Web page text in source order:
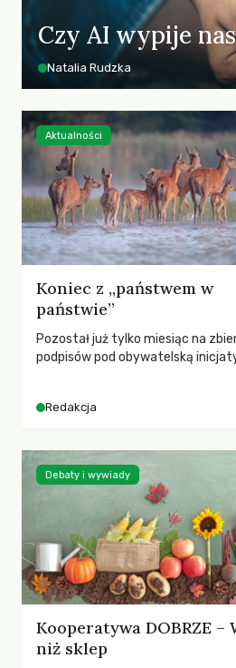
Czy AI wypije
Natalia Rudzka
Koniec z „państwem w
państwie”
Pozostał już tylko miesiąc na
podpisów pod obywatelską
pełną mobilizację, ponieważ projekt
rozwiązania dla przyrody i
radykalnie zmieniając
paradygmat funkcjonowania
Polsce.
Redakcja
Aktualności
Kooperatywa DOBRZE –
niż sklep
Debaty i wywiady